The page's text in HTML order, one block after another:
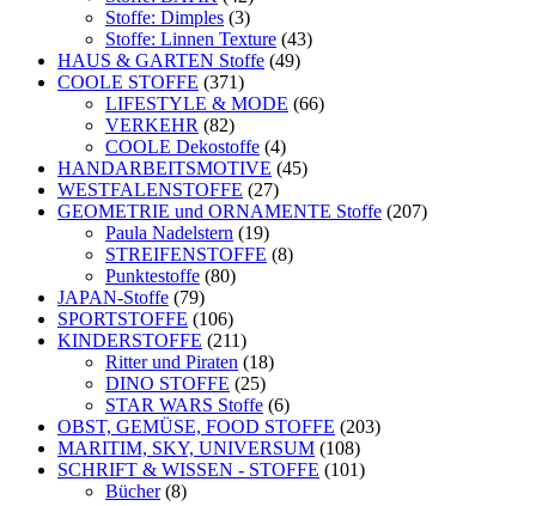
Stoffe: Dimples (3)
Stoffe: Linnen Texture (43)
HAUS & GARTEN Stoffe (49)
COOLE STOFFE (371)
LIFESTYLE & MODE (66)
VERKEHR (82)
COOLE Dekostoffe (4)
HANDARBEITSMOTIVE (45)
WESTFALENSTOFFE (27)
GEOMETRIE und ORNAMENTE Stoffe (207)
Paula Nadelstern (19)
STREIFENSTOFFE (8)
Punktestoffe (80)
JAPAN-Stoffe (79)
SPORTSTOFFE (106)
KINDERSTOFFE (211)
Ritter und Piraten (18)
DINO STOFFE (25)
STAR WARS Stoffe (6)
OBST, GEMÜSE, FOOD STOFFE (203)
MARITIM, SKY, UNIVERSUM (108)
SCHRIFT & WISSEN - STOFFE (101)
Bücher (8)